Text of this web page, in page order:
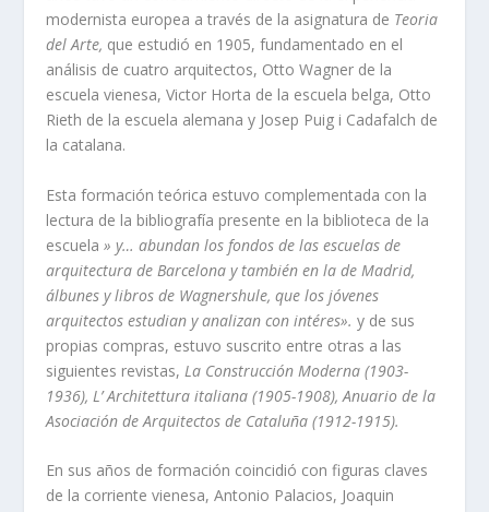
modernista europea a través de la asignatura de Teoria
del Arte, que estudió en 1905, fundamentado en el
análisis de cuatro arquitectos, Otto Wagner de la
escuela vienesa, Victor Horta de la escuela belga, Otto
Rieth de la escuela alemana y Josep Puig i Cadafalch de
la catalana.
Esta formación teórica estuvo complementada con la
lectura de la bibliografí­a presente en la biblioteca de la
escuela» y… abundan los fondos de las escuelas de
arquitectura de Barcelona y también en la de Madrid,
álbunes y libros de Wagnershule, que los jóvenes
arquitectos estudian y analizan con intéres».y de sus
propias compras, estuvo suscrito entre otras a las
siguientes revistas,La Construcción Moderna (1903-
1936), L’ Architettura italiana (1905-1908), Anuario de la
Asociación de Arquitectos de Cataluña (1912-1915).
En sus años de formación coincidió con figuras claves
de la corriente vienesa, Antonio Palacios, Joaquin